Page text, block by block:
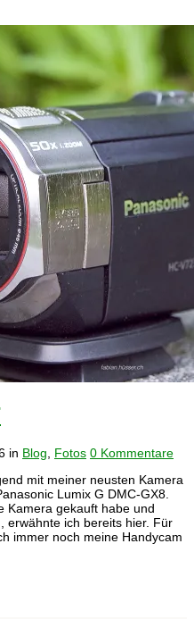
in Blog Fotos 0 Kommentare
mit meiner neusten Kamera
Lumix G DMC-GX8.
Kamera gekauft habe und
erwähnte ich bereits hier. Für
immer noch meine Handycam